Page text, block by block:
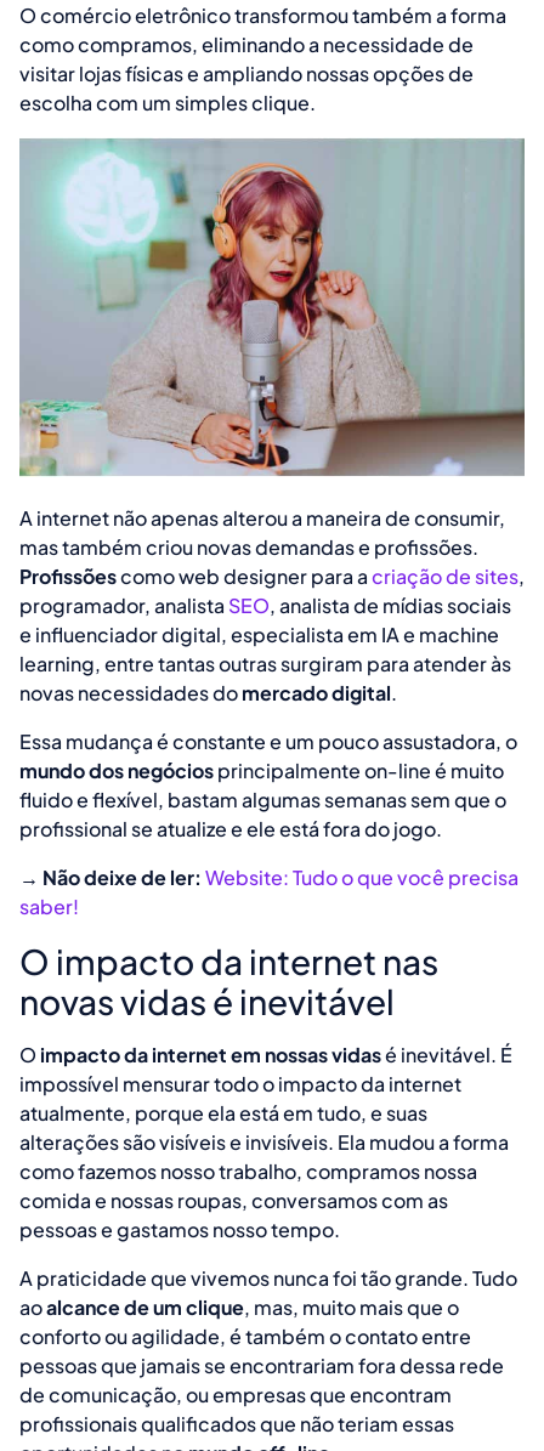
O comércio eletrônico transformou também a forma
como compramos, eliminando a necessidade de
visitar lojas físicas e ampliando nossas opções de
escolha com um simples clique.
A internet não apenas alterou a maneira de consumir,
mas também criou novas demandas e profissões.
Profissõescomo web designer para acriação de sites,
programador, analista SEO, analista de mídias sociais
e influenciador digital, especialista em IA e machine
learning, entre tantas outras surgiram para atender às
novas necessidades domercado digital.
Essa mudança é constante e um pouco assustadora, o
mundo dos negóciosprincipalmente on-line é muito
fluido e flexível, bastam algumas semanas sem que o
profissional se atualize e ele está fora do jogo.
→ Não deixe de ler: Website: Tudo o que você precisa
saber!
O impacto da internet nas
novas vidas é inevitável
O impacto da internet em nossas vidasé inevitável. É
impossível mensurar todo o impacto da internet
atualmente, porque ela está em tudo, e suas
alterações são visíveis e invisíveis. Ela mudou a forma
como fazemos nosso trabalho, compramos nossa
comida e nossas roupas, conversamos com as
pessoas e gastamos nosso tempo.
A praticidade que vivemos nunca foi tão grande. Tudo
aoalcance de um clique, mas, muito mais que o
conforto ou agilidade, é também o contato entre
pessoas que jamais se encontrariam fora dessa rede
de comunicação, ou empresas que encontram
profissionais qualificados que não teriam essas